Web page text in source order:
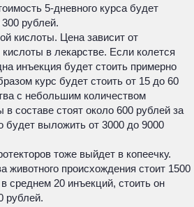
5-дневного курса будет
рублей.
кислоты. Цена зависит от
кислоты в лекарстве. Если колется
инъекция будет стоить примерно
курс будет стоить от 15 до 60
с небольшим количеством
в составе стоят около 600 рублей за
будет выложить от 3000 до 9000
тоже выйдет в копеечку.
животного происхождения стоит 1500
среднем 20 инъекций, стоить он
рублей.